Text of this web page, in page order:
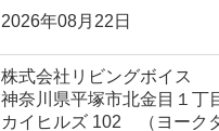
2026年08月22日
株式会社リビングボイス
神奈川県平塚市北金目１丁
カイヒルズ 102 （ヨーク